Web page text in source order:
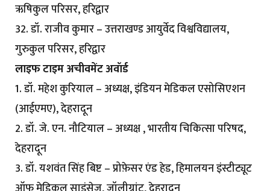
ऋषिकुल परिसर, हरिद्वार
32. डॉ. राजीव कुमार – उत्तराखण्ड आयुर्वेद विश्वविद्यालय,
गुरुकुल परिसर, हरिद्वार
लाइफ टाइम अचीवमेंट अवॉर्ड
1. डॉ. महेश कुरियाल – अध्यक्ष, इंडियन मेडिकल एसोसिएशन
(आईएमए), देहरादून
2. डॉ. जे. एन. नौटियाल – अध्यक्ष , भारतीय चिकित्सा परिषद,
देहरादून
3. डॉ. यशवंत सिंह बिष्ट – प्रोफ़ेसर एंड हेड, हिमालयन इंस्टीट्यूट